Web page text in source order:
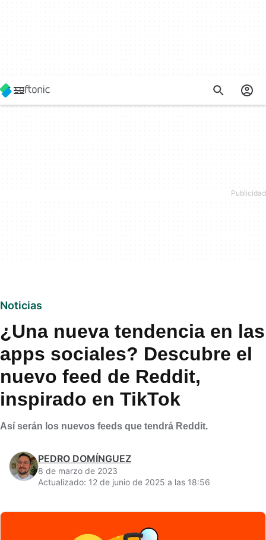
Noticias
¿Una nueva tendencia en las
apps sociales? Descubre el
nuevo feed de Reddit,
inspirado en TikTok
Así serán los nuevos feeds que tendrá Reddit.
PEDRO DOMÍNGUEZ
8 de marzo de 2023
Actualizado: 12 de junio de 2025 a las 18:56